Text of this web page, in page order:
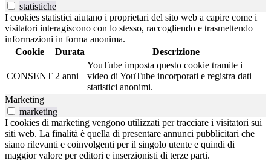
statistiche
I cookies statistici aiutano i proprietari del sito web a capire come i
visitatori interagiscono con lo stesso, raccogliendo e trasmettendo
informazioni in forma anonima.
Cookie
Durata Descrizione
CONSENT 2 anni
YouTube imposta questo cookie tramite i
video di YouTube incorporati e registra dati
statistici anonimi.
Marketing
marketing
I cookies di marketing vengono utilizzati per tracciare i visitatori sui
siti web. La finalità è quella di presentare annunci pubblicitari che
siano rilevanti e coinvolgenti per il singolo utente e quindi di
maggior valore per editori e inserzionisti di terze parti.